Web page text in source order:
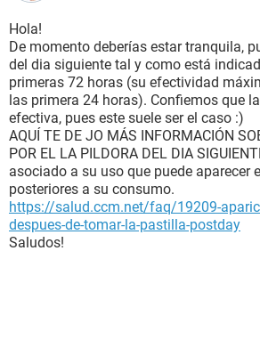
Hola!
De momento deberías estar tranquila,
del dia siguiente tal y como está
primeras 72 horas (su efectividad
las primera 24 horas). Confiemos que
efectiva, pues este suele ser el caso :)
AQUÍ TE DE JO MÁS INFORMACIÓN
POR EL LA PILDORA DEL DIA
asociado a su uso que puede aparecer
posteriores a su consumo.
https://salud.ccm.net/faq/19209-
despues-de-tomar-la-pastilla-postday
Saludos!